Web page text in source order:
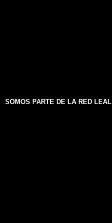
SOMOS PARTE DE LA RED LEAL